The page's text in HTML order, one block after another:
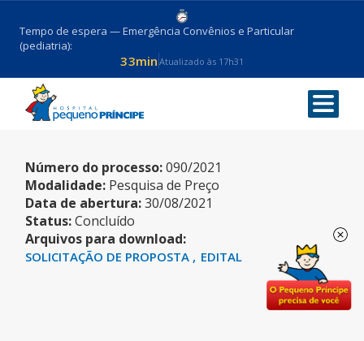
Tempo de espera — Emergência Convênios e Particular
(pediatria):
33min Atualizado às 17h31
INSUMOS – DESCARTÁVEIS
Número do processo:090/2021
Modalidade: Pesquisa de Preço
Data de abertura:30/08/2021
Status:Concluído
Arquivos para download:
SOLICITAÇÃO DE PROPOSTA EDITAL